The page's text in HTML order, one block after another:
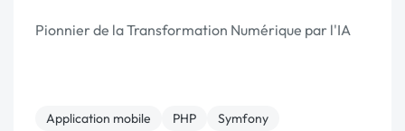
Pionnier de la Transformation Numérique par l'IA
Application mobile PHP
Symfony